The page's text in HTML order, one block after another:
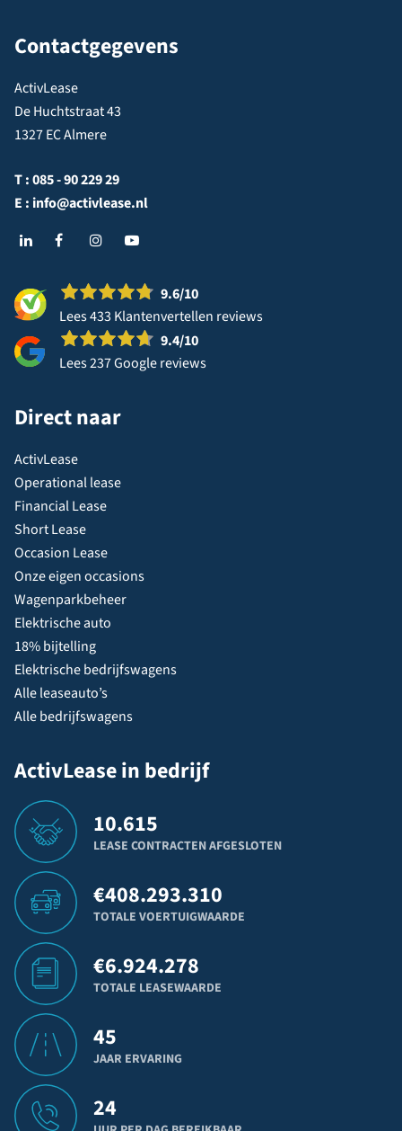
Contactgegevens
ActivLease
De Huchtstraat 43
1327 EC Almere
T :085 - 90 229 29
E : info@activlease.nl
9.6/10
Lees 433 Klantenvertellen reviews
9.4/10
Lees 237 Google reviews
Direct naar
ActivLease
Operational lease
Financial Lease
Short Lease
Occasion Lease
Onze eigen occasions
Wagenparkbeheer
Elektrische auto
18% bijtelling
Elektrische bedrijfswagens
Alle leaseauto’s
Alle bedrijfswagens
ActivLease in bedrijf
10.615
LEASE CONTRACTEN AFGESLOTEN
€408.293.310
TOTALE VOERTUIGWAARDE
€6.924.278
TOTALE LEASEWAARDE
45
JAAR ERVARING
24